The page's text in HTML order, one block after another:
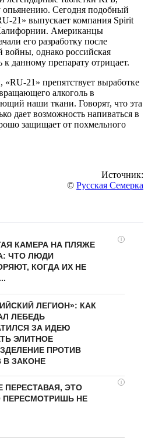
Сегодня подобный
21» выпускает компания Spirit
Американцы
его разработку после
однако российская
к данному препарату отрицает.
21» препятствует выработке
алкоголь в
наши ткани. Говорят, что эта
дает возможность напиваться в
защищает от похмельного
Источник:
© Русская Семерка
i
КАМЕРА НА ПЛЯЖЕ
ЧТО ЛЮДИ
КОГДА ИХ НЕ
ЛЕГИОН»: КАК
ЛЕБЕДЬ
ЗА ИДЕЮ
ЭЛИТНОЕ
ПРОТИВ
В ЗАКОНЕ
i
ПЕРЕСТАВАЯ, ЭТО
ПЕРЕСМОТРИШЬ НЕ